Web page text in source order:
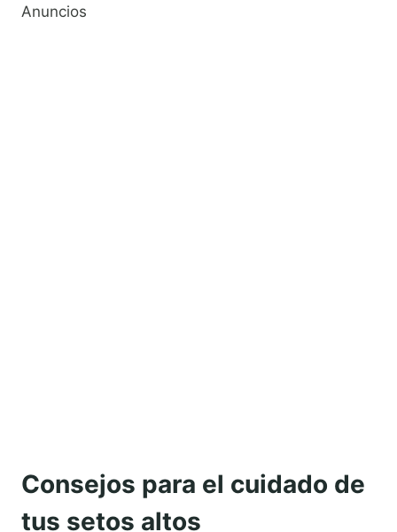
Anuncios
Consejos para el cuidado de
tus setos altos